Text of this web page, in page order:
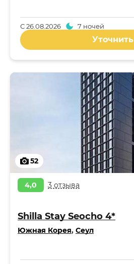
С26.08.2026 7 ночей
Уточнить
52
4,0 3 отзыва
Shilla Stay Seocho 4*
Южная Корея, Сеул